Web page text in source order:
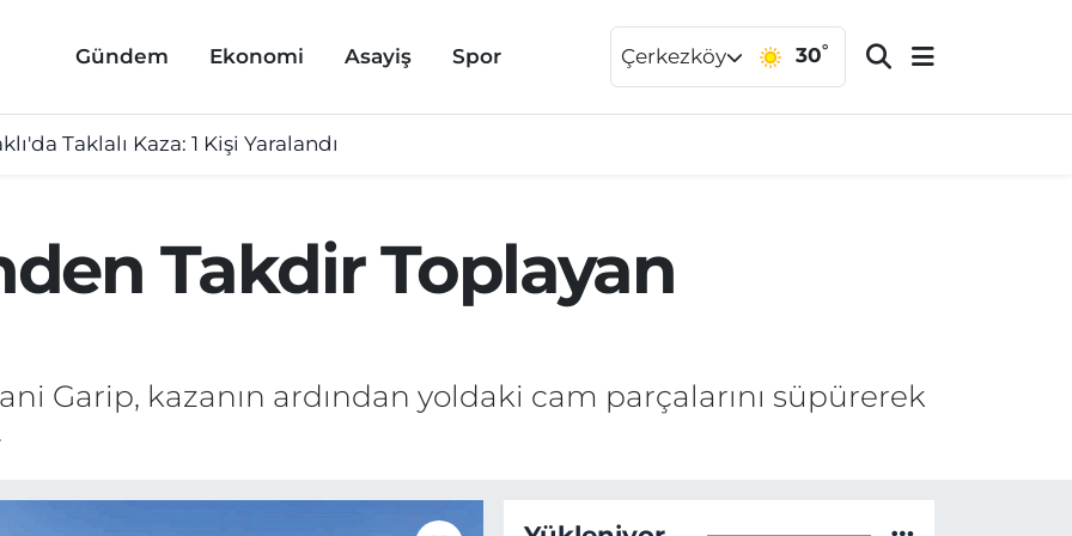
Gündem Ekonomi Asayiş Spor Çerkezköy 30°
Taklalı Kaza: 1 Kişi Yaralandı
Takdir Toplayan
Garip, kazanın ardından yoldaki cam parçalarını süpürerek